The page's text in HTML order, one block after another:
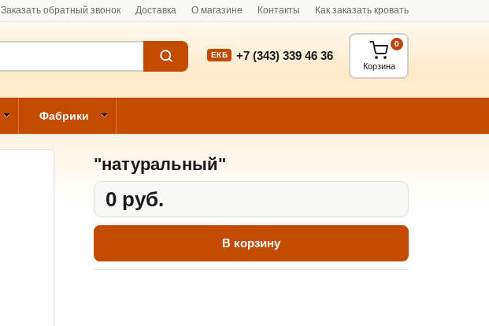
Заказать обратный звонок Доставка О магазине Контакты Как заказать кровать
ЕКБ +7 (343) 339 46 36
Корзина
0
Фабрики
"натуральный"
0 руб.
В корзину